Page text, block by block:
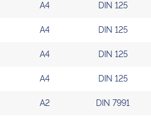
А4 DIN 125
А4 DIN 125
А4 DIN 125
А4 DIN 125
А2 DIN 7991